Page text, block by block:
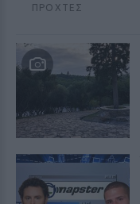
ΠΡΟΧΤΈΣ